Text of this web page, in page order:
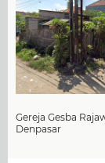
Gereja Gesba
Denpasar